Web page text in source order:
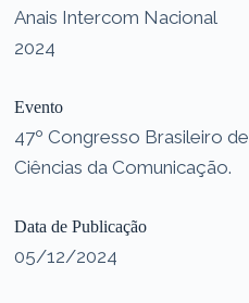
Anais Intercom Nacional
2024
Evento
47º Congresso Brasileiro de
Ciências da Comunicação.
Data de Publicação
05/12/2024